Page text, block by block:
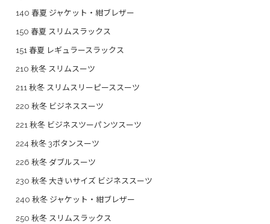
140 春夏 ジャケット・紺ブレザー
150 春夏 スリムスラックス
151 春夏 レギュラースラックス
210 秋冬 スリムスーツ
211 秋冬 スリムスリーピーススーツ
220 秋冬 ビジネススーツ
221 秋冬 ビジネスツーパンツスーツ
224 秋冬 3ボタンスーツ
226 秋冬 ダブルスーツ
230 秋冬 大きいサイズ ビジネススーツ
240 秋冬 ジャケット・紺ブレザー
250 秋冬 スリムスラックス